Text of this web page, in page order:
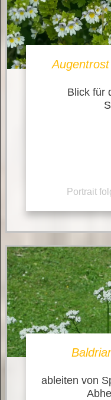
Blick für
Portrait
ableiten von